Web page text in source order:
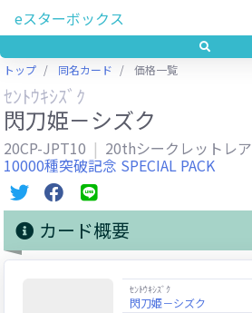
eスターボックス
トップ 同名カード 価格一覧
ｾﾝﾄｳｷｼｽﾞｸ
閃刀姫－シズク
20CP-JPT10 20thシークレットレア
10000種突破記念 SPECIAL PACK
カード概要
ｾﾝﾄｳｷｼｽﾞｸ
閃刀姫－シズク